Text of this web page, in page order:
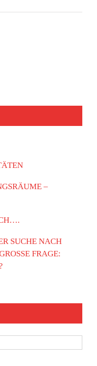
–
SUCHE NACH
FRAGE: